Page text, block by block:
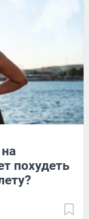
похудеть